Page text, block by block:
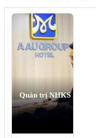
Quản trị NHKS